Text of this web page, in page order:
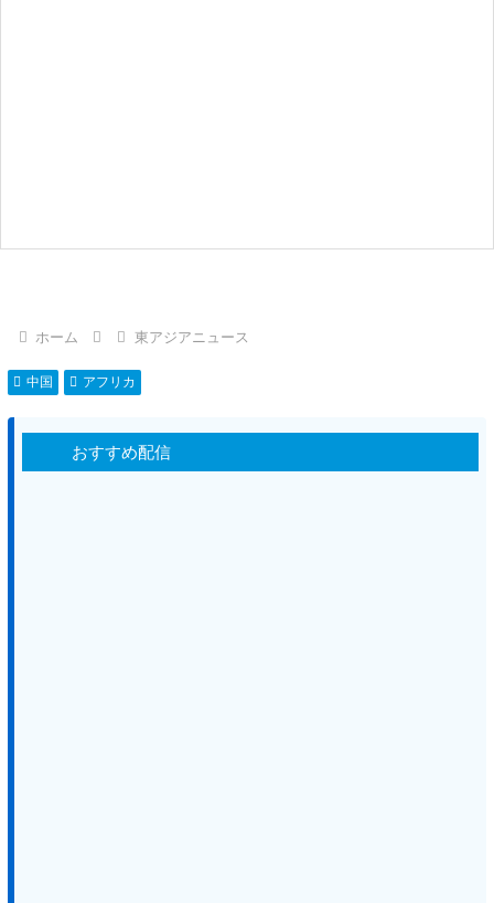
ホーム 東アジアニュース
中国 アフリカ
おすすめ配信